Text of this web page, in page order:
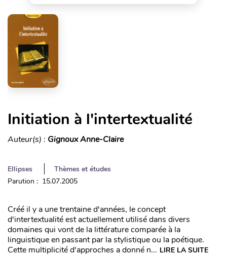
Initiation à l'intertextualité
Auteur(s) : Gignoux Anne-Claire
Ellipses
Thèmes et études
Parution : 15.07.2005
Créé il y a une trentaine d'années, le concept
d'intertextualité est actuellement utilisé dans divers
domaines qui vont de la littérature comparée à la
linguistique en passant par la stylistique ou la poétique.
Cette multiplicité d'approches a donné n... LIRE LA SUITE